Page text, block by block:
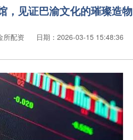
，见证巴渝文化的璀璨造物
所配资 日期：2026-03-15 15:48:36